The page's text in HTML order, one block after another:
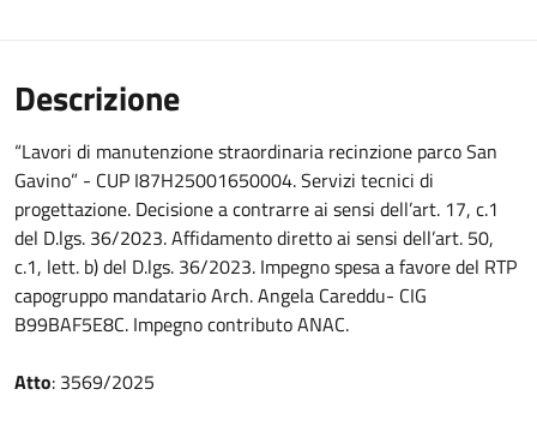
Descrizione
“Lavori di manutenzione straordinaria recinzione parco San
Gavino” - CUP I87H25001650004. Servizi tecnici di
progettazione. Decisione a contrarre ai sensi dell’art. 17, c.1
del D.lgs. 36/2023. Affidamento diretto ai sensi dell’art. 50,
c.1, lett. b) del D.lgs. 36/2023. Impegno spesa a favore del RTP
capogruppo mandatario Arch. Angela Careddu- CIG
B99BAF5E8C. Impegno contributo ANAC.
Atto: 3569/2025